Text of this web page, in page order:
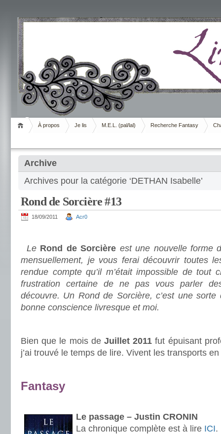
Livrement
À propos Je lis M.E.L. (pal/lal) Recherche Fantasy
Archive
Archives pour la catégorie ‘DETHAN Isabelle’
Rond de Sorcière #13
18/09/2011 Acr0
Le Rond de Sorcière est une nouvelle forme
mensuellement, je vous ferai découvrir toutes
rendue compte qu’il m’était impossible de tout
frustration certaine de ne pas vous parler
découvre. Un Rond de Sorcière, c’est une
bonne conscience livresque et moi.
Bien que le mois de Juillet 2011 fut épuisant
j’ai trouvé le temps de lire. Vivent les transports
Fantasy
Le passage – Justin CRONIN
La chronique complète est à lire ICI.